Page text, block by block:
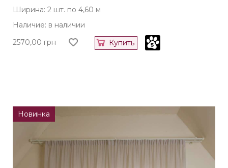
Ширина: 2 шт. по 4,60 м
Наличие: в наличии
2570,00 грн Купить
Новинка